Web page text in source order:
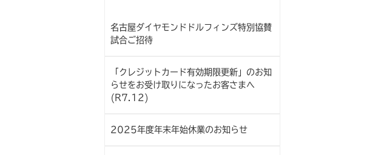
名古屋ダイヤモンドドルフィンズ特別協賛
試合ご招待
「クレジットカード有効期限更新」のお知
らせをお受け取りになったお客さまへ
(R7.12)
2025年度年末年始休業のお知らせ